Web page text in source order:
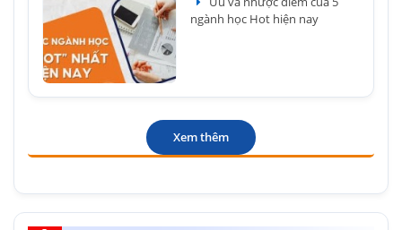
ngành học Hot hiện nay
Xem thêm